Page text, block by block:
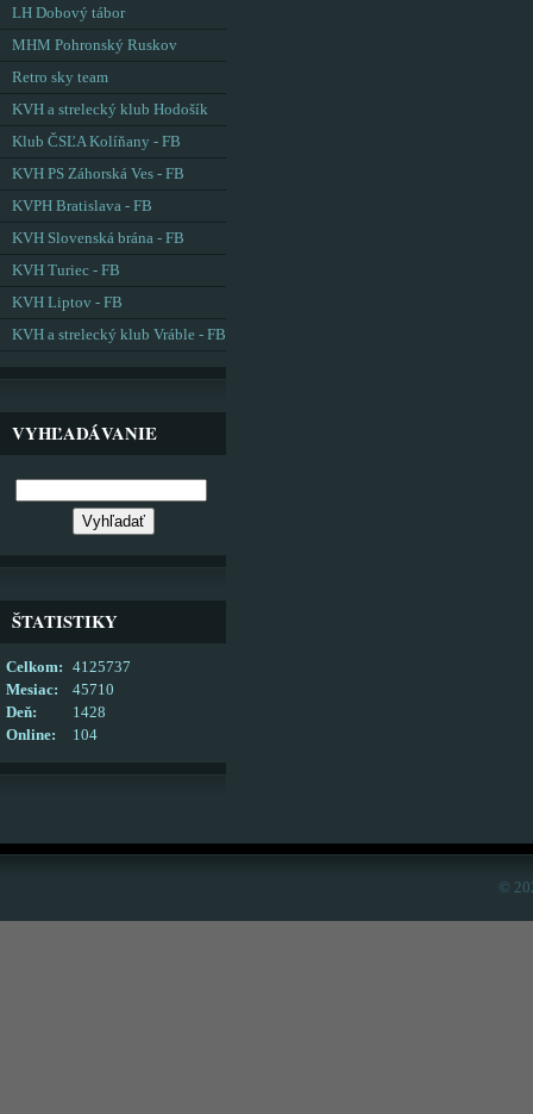
LH Dobový tábor
MHM Pohronský Ruskov
Retro sky team
KVH a strelecký klub Hodošík
Klub ČSĽA Kolíňany - FB
KVH PS Záhorská Ves - FB
KVPH Bratislava - FB
KVH Slovenská brána - FB
KVH Turiec - FB
KVH Liptov - FB
KVH a strelecký klub Vráble - FB
VYHĽADÁVANIE
ŠTATISTIKY
Online: 104
Celkom:
4125737
Mesiac:
45710
Deň:
1428
©